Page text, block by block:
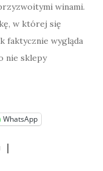
winami.
w której się
faktycznie wygląda
nie sklepy
WhatsApp